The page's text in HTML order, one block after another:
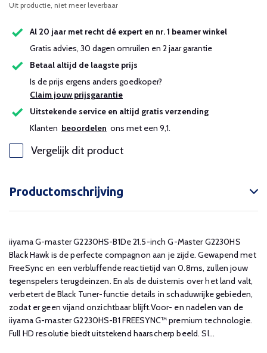
Uit productie, niet meer leverbaar
Al 20 jaar met recht dé expert en nr. 1 beamer winkel
Gratis advies, 30 dagen omruilen en 2 jaar garantie
Betaal altijd de laagste prijs
Is de prijs ergens anders goedkoper?
Claim jouw prijsgarantie
Uitstekende service en altijd gratis verzending
Klanten beoordelen ons met een 9,1.
Vergelijk dit product
Productomschrijving
iiyama G-master G2230HS-B1De 21.5-inch G-Master G2230HS
Black Hawk is de perfecte compagnon aan je zijde. Gewapend met
FreeSync en een verbluffende reactietijd van 0.8ms, zullen jouw
tegenspelers terugdeinzen. En als de duisternis over het land valt,
verbetert de Black Tuner-functie details in schaduwrijke gebieden,
zodat er geen vijand onzichtbaar blijft.Voor- en nadelen van de
iiyama G-master G2230HS-B1 FREESYNC™ premium technologie.
Full HD resolutie biedt uitstekend haarscherp beeld. Sl...